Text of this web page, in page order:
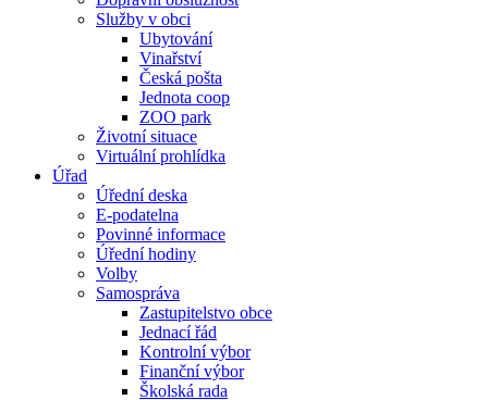
Služby v obci
Ubytování
Vinařství
Česká pošta
Jednota coop
ZOO park
Životní situace
Virtuální prohlídka
Úřad
Úřední deska
E-podatelna
Povinné informace
Úřední hodiny
Volby
Samospráva
Zastupitelstvo obce
Jednací řád
Kontrolní výbor
Finanční výbor
Školská rada